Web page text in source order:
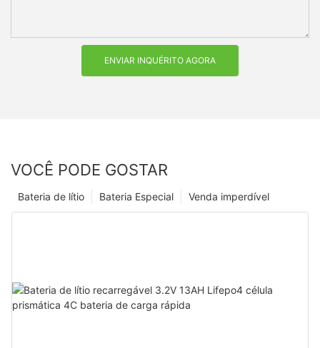
ENVIAR INQUÉRITO AGORA
VOCÊ PODE GOSTAR
Venda imperdível
Bateria Especial
Bateria de lítio